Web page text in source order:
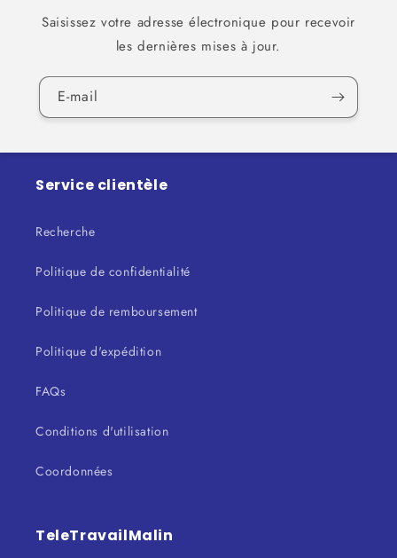
Saisissez votre adresse électronique pour recevoir
les dernières mises à jour.
E-mail
Service clientèle
Recherche
Politique de confidentialité
Politique de remboursement
Politique d'expédition
FAQs
Conditions d'utilisation
Coordonnées
TeleTravailMalin